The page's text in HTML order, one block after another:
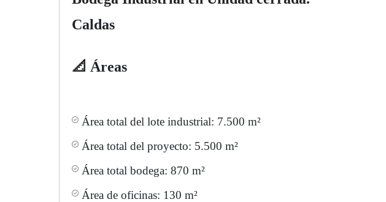
Caldas
📐 Áreas
Área total del lote industrial: 7.500 m²
Área total del proyecto: 5.500 m²
Área total bodega: 870 m²
Área de oficinas: 130 m²